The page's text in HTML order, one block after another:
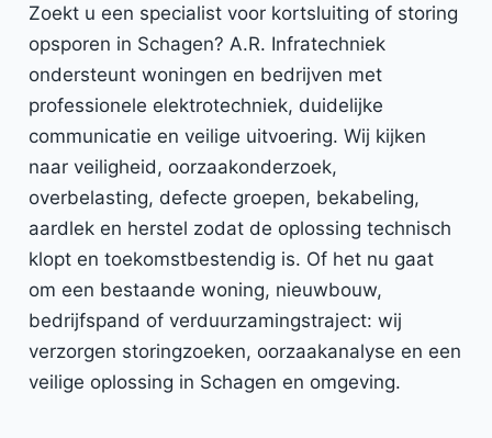
Zoekt u een specialist voor kortsluiting of storing
opsporen in Schagen? A.R. Infratechniek
ondersteunt woningen en bedrijven met
professionele elektrotechniek, duidelijke
communicatie en veilige uitvoering. Wij kijken
naar veiligheid, oorzaakonderzoek,
overbelasting, defecte groepen, bekabeling,
aardlek en herstel zodat de oplossing technisch
klopt en toekomstbestendig is. Of het nu gaat
om een bestaande woning, nieuwbouw,
bedrijfspand of verduurzamingstraject: wij
verzorgen storingzoeken, oorzaakanalyse en een
veilige oplossing in Schagen en omgeving.